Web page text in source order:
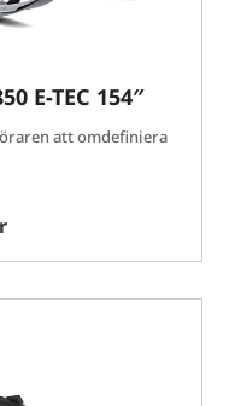
E-TEC 154″
att omdefiniera